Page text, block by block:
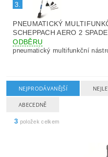
3.
PNEUMATICKÝ
SCHEPPACH AERO 2 SPADE
ODBĚRU
pneumatický multifunkční
NEJPRODÁVANĚJŠÍ
ABECEDNĚ
3 položek celkem